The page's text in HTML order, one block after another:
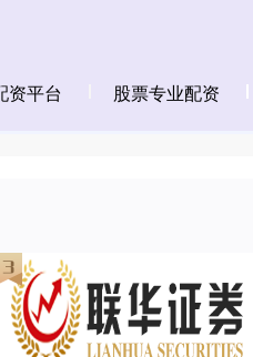
资平台 股票专业配资